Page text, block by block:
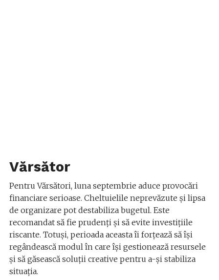
Vărsător
Pentru Vărsători, luna septembrie aduce provocări
financiare serioase. Cheltuielile neprevăzute și lipsa
de organizare pot destabiliza bugetul. Este
recomandat să fie prudenți și să evite investițiile
riscante. Totuși, perioada aceasta îi forțează să își
regândească modul în care își gestionează resursele
și să găsească soluții creative pentru a-și stabiliza
situația.